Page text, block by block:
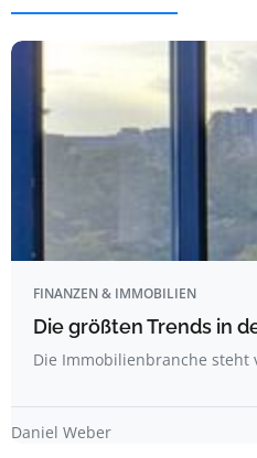
FINANZEN & IMMOBILIEN
Die größten Trends in
Die Immobilienbranche
Daniel Weber